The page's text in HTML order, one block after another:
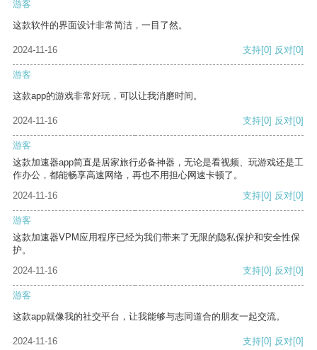
游客
这款软件的界面设计非常简洁，一目了然。
2024-11-16 支持[0] 反对[0]
游客
这款app的游戏非常好玩，可以让我消磨时间。
2024-11-16 支持[0] 反对[0]
游客
这款加速器app简直是居家旅行必备神器，无论是看视频、玩游戏还是工
作办公，都能畅享高速网络，再也不用担心网速卡顿了。
2024-11-16
支持[0] 反对[0]
游客
这款加速器VPM应用程序已经为我们带来了无限的隐私保护和安全性保
护。
2024-11-16
支持[0] 反对[0]
游客
这款app就像我的社交平台，让我能够与志同道合的朋友一起交流。
2024-11-16 支持[0] 反对[0]